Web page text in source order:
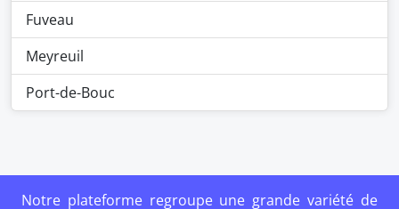
Fuveau
Meyreuil
Port-de-Bouc
Notre plateforme regroupe une grande variété de